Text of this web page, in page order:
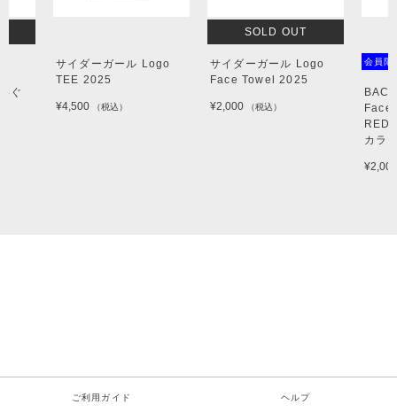
ぐ
サイダーガール Logo
TEE 2025
¥4,500 （税込）
SOLD OUT
サイダーガール Logo
Face Towel 2025
¥2,000 （税込）
会員限
Face
カラ
¥2,000
ご利用ガイド ヘルプ